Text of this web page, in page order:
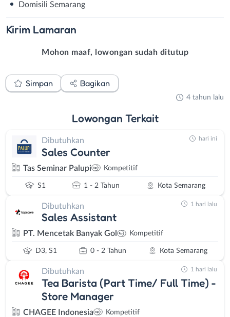
Domisili Semarang
Kirim Lamaran
Mohon maaf, lowongan sudah ditutup
Simpan Bagikan
4 tahun lalu
Lowongan Terkait
Dibutuhkan
Sales Counter
Tas Seminar Palupi Kompetitif
S1 1 - 2 Tahun Kota Semarang
hari ini
Dibutuhkan
Sales Assistant
PT. Mencetak Banyak Gol Kompetitif
D3, S1 0 - 2 Tahun Kota Semarang
1 hari lalu
Dibutuhkan
Tea Barista (Part Time/ Full Time) -
Store Manager
CHAGEE Indonesia Kompetitif
1 hari lalu